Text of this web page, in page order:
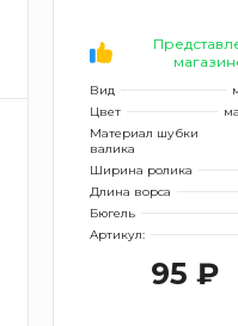
Вид
Цвет
Материал шубки
валика
Ширина ролика
Длина ворса
Бюгель
Артикул:
95 ₽